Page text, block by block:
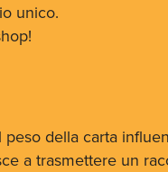
unico.
della carta
a trasmettere un